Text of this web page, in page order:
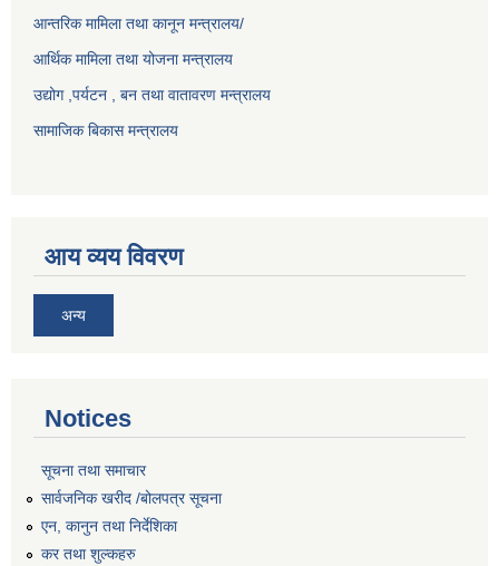
आन्तरिक मामिला तथा कानून मन्त्रालय/
आर्थिक मामिला तथा योजना मन्त्रालय
उद्योग ,पर्यटन , बन तथा वातावरण मन्त्रालय
सामाजिक बिकास मन्त्रालय
आय व्यय विवरण
अन्य
Notices
सूचना तथा समाचार
सार्वजनिक खरीद /बोलपत्र सूचना
एन, कानुन तथा निर्देशिका
कर तथा शुल्कहरु